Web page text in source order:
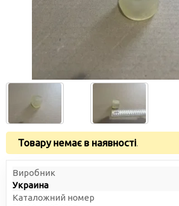
Товару немає в наявності.
Виробник
Украина
Каталожний номер